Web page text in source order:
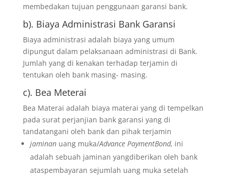
membedakan tujuan penggunaan garansi bank.
b). Biaya Administrasi Bank Garansi
Biaya administrasi adalah biaya yang umum
dipungut dalam pelaksanaan administrasi di Bank.
Jumlah yang di kenakan terhadap terjamin di
tentukan oleh bank masing- masing.
c). Bea Meterai
Bea Materai adalah biaya materai yang di tempelkan
pada surat perjanjian bank garansi yang di
tandatangani oleh bank dan pihak terjamin
jaminan uang muka/Advance PaymentBond, ini
adalah sebuah jaminan yangdiberikan oleh bank
ataspembayaran sejumlah uang muka setelah